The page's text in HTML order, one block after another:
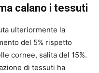
calano i tessuti
ulteriormente la
del 5% rispetto
cornee, salita del 15%.
di tessuti ha